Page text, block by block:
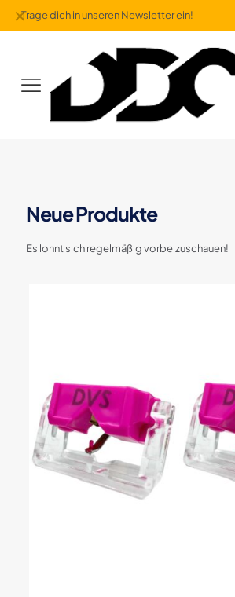
Trage dich in unseren Newsletter ein!
✕
Neue Produkte
Es lohnt sich regelmäßig vorbeizuschauen!